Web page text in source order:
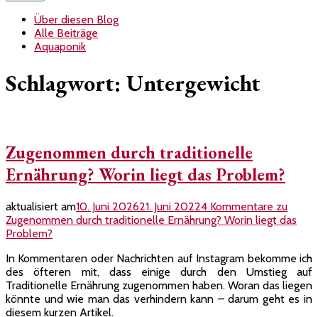
Über diesen Blog
Alle Beiträge
Aquaponik
Schlagwort: Untergewicht
Zugenommen durch traditionelle
Ernährung? Worin liegt das Problem?
aktualisiert am10. Juni 202621. Juni 20224 Kommentare zu
Zugenommen durch traditionelle Ernährung? Worin liegt das
Problem?
In Kommentaren oder Nachrichten auf Instagram bekomme ich
des öfteren mit, dass einige durch den Umstieg auf
Traditionelle Ernährung zugenommen haben. Woran das liegen
könnte und wie man das verhindern kann – darum geht es in
diesem kurzen Artikel.